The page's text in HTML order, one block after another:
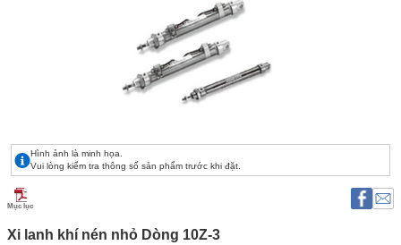
Hình ảnh là minh họa.
Vui lòng kiểm tra thông số sản phẩm trước khi đặt.
Mục lục
Xi lanh khí nén nhỏ Dòng 10Z-3